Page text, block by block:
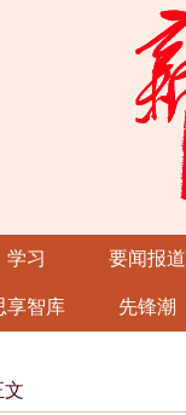
学习 要闻报道
享智库 先锋潮
文